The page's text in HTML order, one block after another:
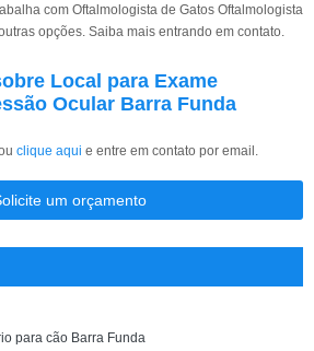
com Oftalmologista de Gatos Oftalmologista
opções. Saiba mais entrando em contato.
Local para Exame
Ocular Barra Funda
clique aqui e entre em contato por email.
um orçamento
para cão Barra Funda